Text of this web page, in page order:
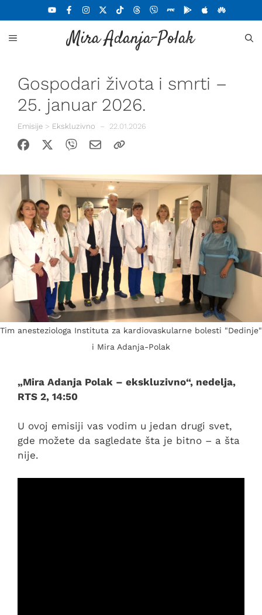
na
sadržaj
Mira Adanja-Polak
MENU
Gospodari života i smrti –
25. januar 2026.
Emisije > Ekskluzivno – 22.01.2026
Tim anesteziologa Instituta za kardiovaskularne bolesti "Dedinje"
i Mira Adanja-Polak
„Mira Adanja Polak – ekskluzivno“, nedelja,
RTS 2, 14:50
U ovoj emisiji vas vodim u jedan drugi svet,
gde možete da sagledate šta je bitno – a šta
nije.